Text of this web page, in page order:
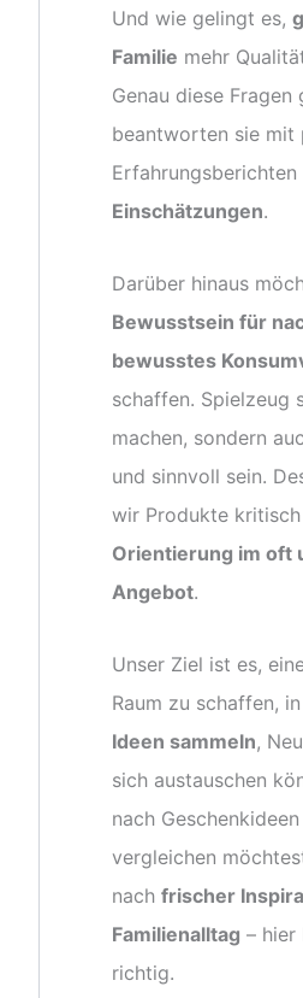
Und wie gelingt es,
Familie mehr
Genau diese
beantworten sie mit
Erfahrungsberichten
Einschätzungen.
Darüber hinaus
Bewusstsein für
bewusstes
schaffen. Spielzeug
machen, sondern
und sinnvoll sein.
wir Produkte
Orientierung im oft
Angebot.
Unser Ziel ist es,
Raum zu schaffen,
Ideen sammeln,
sich austauschen
nach
vergleichen
nach frischer
Familienalltag – hier
richtig.